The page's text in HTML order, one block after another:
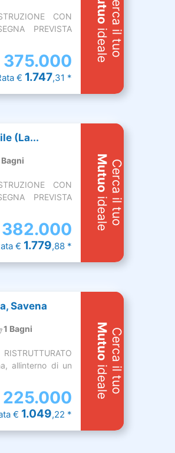
CON
PREVISTA
375.000
€ 1.747,31 *
Cerca il tuo
ideale
(La...
Bagni
CON
PREVISTA
382.000
€ 1.779,88 *
Cerca il tuo
Mutuo
ideale
Savena
1 Bagni
allinterno di un
225.000
€ 1.049,22 *
Cerca il tuo
Mutuo
ideale